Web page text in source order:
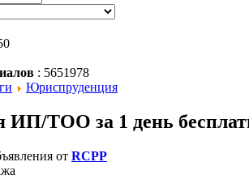
: 5651978
Юриспруденция
ИП/ТОО за 1 день
от RCPP